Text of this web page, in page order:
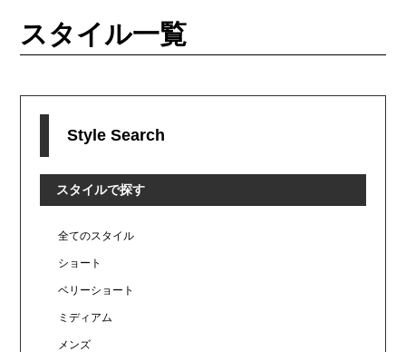
スタイル一覧
Style Search
スタイルで探す
全てのスタイル
ショート
ベリーショート
ミディアム
メンズ